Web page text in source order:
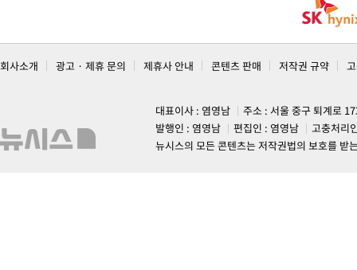
회사소개 광고 · 제휴 문의 제휴사 안내 콘텐츠 판매 저작권 규약
대표이사 : 염영남
주소 : 서울 중구 퇴계로
발행인 : 염영남
편집인 : 염영남
고충처리
뉴시스의 모든 콘텐츠는 저작권법의 보호를